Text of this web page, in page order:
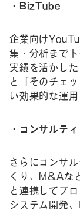
・BizTube
企業向け
集・分析まで
実績を活かし
と「そのチェ
い効果的な運用
・コンサルテ
さらにコンサ
くり、M&Aな
と連携してプ
システム開発